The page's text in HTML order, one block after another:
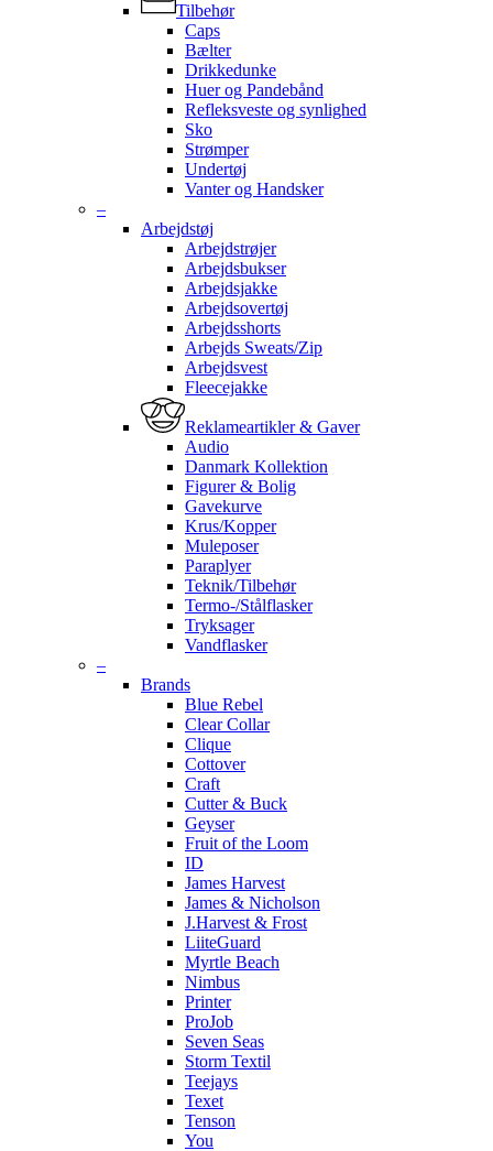
Tilbehør
Caps
Bælter
Drikkedunke
Huer og Pandebånd
Refleksveste og synlighed
Sko
Strømper
Undertøj
Vanter og Handsker
–
Arbejdstøj
Arbejdstrøjer
Arbejdsbukser
Arbejdsjakke
Arbejdsovertøj
Arbejdsshorts
Arbejds Sweats/Zip
Arbejdsvest
Fleecejakke
Reklameartikler & Gaver
Audio
Danmark Kollektion
Figurer & Bolig
Gavekurve
Krus/Kopper
Muleposer
Paraplyer
Teknik/Tilbehør
Termo-/Stålflasker
Tryksager
Vandflasker
–
Brands
Blue Rebel
Clear Collar
Clique
Cottover
Craft
Cutter & Buck
Geyser
Fruit of the Loom
ID
James Harvest
James & Nicholson
J.Harvest & Frost
LiiteGuard
Myrtle Beach
Nimbus
Printer
ProJob
Seven Seas
Storm Textil
Teejays
Texet
Tenson
You